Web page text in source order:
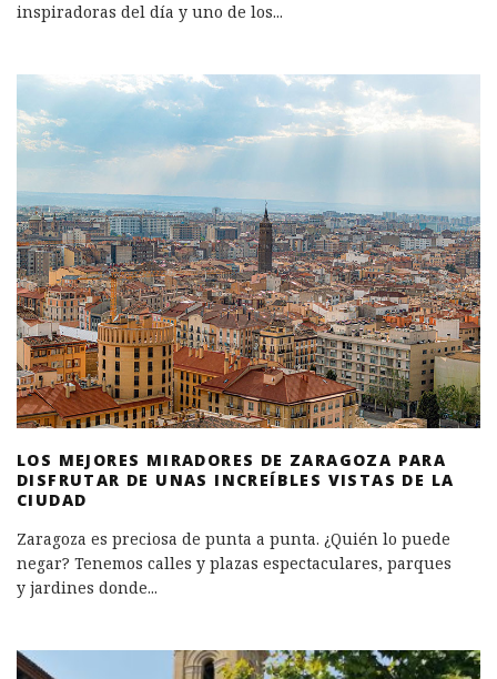
inspiradoras del día y uno de los...
LOS MEJORES MIRADORES DE ZARAGOZA PARA
DISFRUTAR DE UNAS INCREÍBLES VISTAS DE LA
CIUDAD
Zaragoza es preciosa de punta a punta. ¿Quién lo puede
negar? Tenemos calles y plazas espectaculares, parques
y jardines donde...